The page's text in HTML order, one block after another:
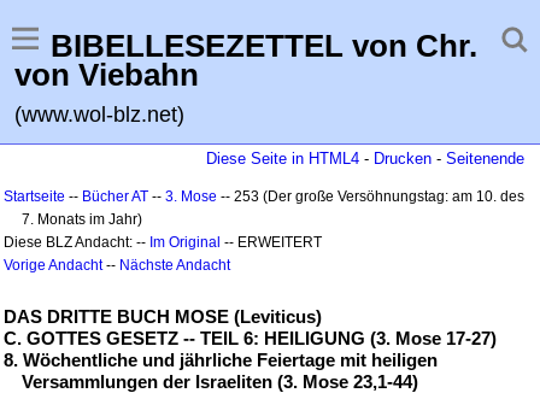
BIBELLESEZETTEL von Chr.
von Viebahn
(www.wol-blz.net)
Diese Seite in HTML4 - Drucken - Seitenende
Startseite -- Bücher AT -- 3. Mose -- 253 (Der große Versöhnungstag: am 10. des
7. Monats im Jahr)
Diese BLZ Andacht: -- Im Original -- ERWEITERT
Vorige Andacht-- Nächste Andacht
DAS DRITTE BUCH MOSE (Leviticus)
C. GOTTES GESETZ -- TEIL 6: HEILIGUNG (3. Mose 17-27)
8. Wöchentliche und jährliche Feiertage mit heiligen
Versammlungen der Israeliten (3. Mose 23,1-44)